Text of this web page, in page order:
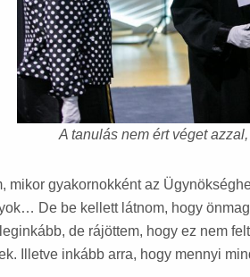
A tanulás nem ért véget
mikor gyakornokként az
De be kellett látnom, hogy
de rájöttem, hogy ez nem
Illetve inkább arra, hogy mennyi